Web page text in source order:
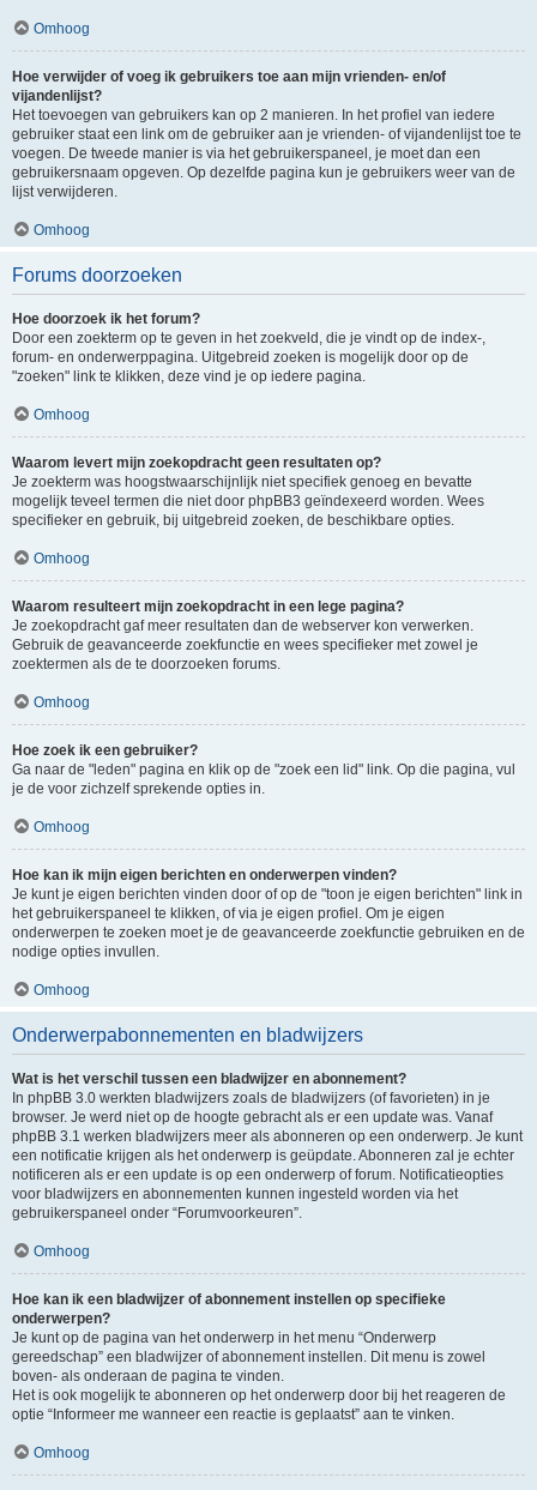
Omhoog
Hoe verwijder of voeg ik gebruikers toe aan mijn vrienden- en/of
vijandenlijst?
Het toevoegen van gebruikers kan op 2 manieren. In het profiel van iedere
gebruiker staat een link om de gebruiker aan je vrienden- of vijandenlijst toe te
voegen. De tweede manier is via het gebruikerspaneel, je moet dan een
gebruikersnaam opgeven. Op dezelfde pagina kun je gebruikers weer van de
lijst verwijderen.
Omhoog
Forums doorzoeken
Hoe doorzoek ik het forum?
Door een zoekterm op te geven in het zoekveld, die je vindt op de index-,
forum- en onderwerppagina. Uitgebreid zoeken is mogelijk door op de
"zoeken" link te klikken, deze vind je op iedere pagina.
Omhoog
Waarom levert mijn zoekopdracht geen resultaten op?
Je zoekterm was hoogstwaarschijnlijk niet specifiek genoeg en bevatte
mogelijk teveel termen die niet door phpBB3 geïndexeerd worden. Wees
specifieker en gebruik, bij uitgebreid zoeken, de beschikbare opties.
Omhoog
Waarom resulteert mijn zoekopdracht in een lege pagina?
Je zoekopdracht gaf meer resultaten dan de webserver kon verwerken.
Gebruik de geavanceerde zoekfunctie en wees specifieker met zowel je
zoektermen als de te doorzoeken forums.
Omhoog
Hoe zoek ik een gebruiker?
Ga naar de "leden" pagina en klik op de "zoek een lid" link. Op die pagina, vul
je de voor zichzelf sprekende opties in.
Omhoog
Hoe kan ik mijn eigen berichten en onderwerpen vinden?
Je kunt je eigen berichten vinden door of op de "toon je eigen berichten" link in
het gebruikerspaneel te klikken, of via je eigen profiel. Om je eigen
onderwerpen te zoeken moet je de geavanceerde zoekfunctie gebruiken en de
nodige opties invullen.
Omhoog
Onderwerpabonnementen en bladwijzers
Wat is het verschil tussen een bladwijzer en abonnement?
In phpBB 3.0 werkten bladwijzers zoals de bladwijzers (of favorieten) in je
browser. Je werd niet op de hoogte gebracht als er een update was. Vanaf
phpBB 3.1 werken bladwijzers meer als abonneren op een onderwerp. Je kunt
een notificatie krijgen als het onderwerp is geüpdate. Abonneren zal je echter
notificeren als er een update is op een onderwerp of forum. Notificatieopties
voor bladwijzers en abonnementen kunnen ingesteld worden via het
gebruikerspaneel onder “Forumvoorkeuren”.
Omhoog
Hoe kan ik een bladwijzer of abonnement instellen op specifieke
onderwerpen?
Je kunt op de pagina van het onderwerp in het menu “Onderwerp
gereedschap” een bladwijzer of abonnement instellen. Dit menu is zowel
boven- als onderaan de pagina te vinden.
Het is ook mogelijk te abonneren op het onderwerp door bij het reageren de
optie “Informeer me wanneer een reactie is geplaatst” aan te vinken.
Omhoog